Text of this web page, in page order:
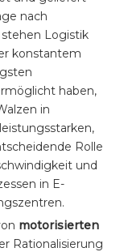
nach
Logistik
konstantem
haben,
in
Rolle
und
in E-
motorisierten
Rationalisierung